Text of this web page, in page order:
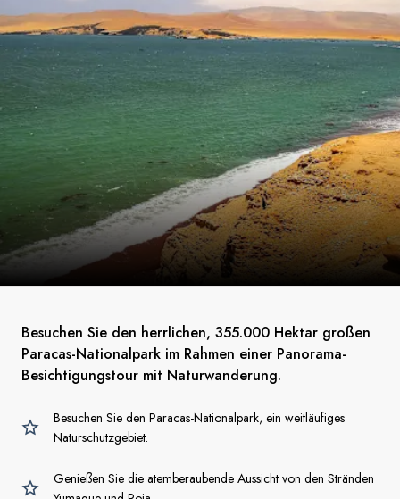
Besuchen Sie den herrlichen, 355.000 Hektar großen
Paracas-Nationalpark im Rahmen einer Panorama-
Besichtigungstour mit Naturwanderung.
Besuchen Sie den Paracas-Nationalpark, ein weitläufiges
Naturschutzgebiet.
Genießen Sie die atemberaubende Aussicht von den Stränden